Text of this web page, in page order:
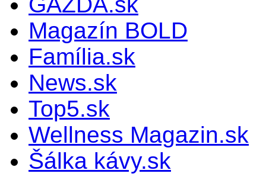
Magazín BOLD
Família.sk
News.sk
Top5.sk
Wellness Magazin.sk
Šálka kávy.sk